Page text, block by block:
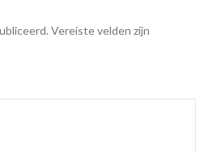
Vereiste velden zijn